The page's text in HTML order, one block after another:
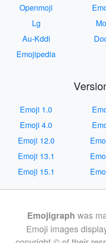
Openmoji
Lg
Au-Kddi
Emojipedia
Emoji 1.0
Emoji 4.0
Emoji 12.0
Emoji 13.1
Emoji 15.1
Emojigraph was
Emoji images